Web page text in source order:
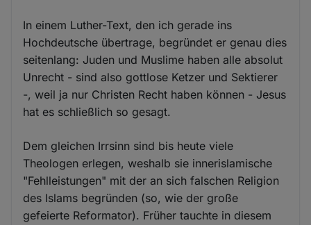
In einem Luther-Text, den ich gerade ins
Hochdeutsche übertrage, begründet er genau dies
seitenlang: Juden und Muslime haben alle absolut
Unrecht - sind also gottlose Ketzer und Sektierer
-, weil ja nur Christen Recht haben können - Jesus
hat es schließlich so gesagt.
Dem gleichen Irrsinn sind bis heute viele
Theologen erlegen, weshalb sie innerislamische
"Fehlleistungen" mit der an sich falschen Religion
des Islams begründen (so, wie der große
gefeierte Reformator). Früher tauchte in diesem